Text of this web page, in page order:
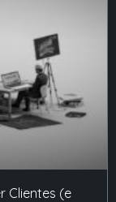
Clientes (e